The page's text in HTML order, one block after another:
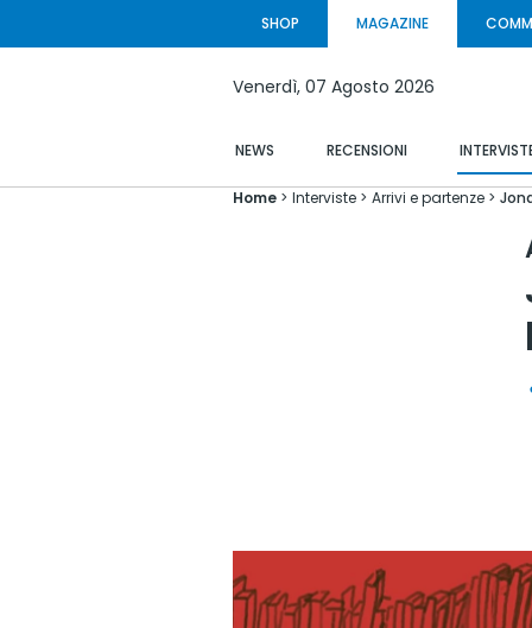
SHOP MAGAZINE
Venerdì, 07 Agosto 2026
NEWS RECENSIONI
Home Interviste Arrivi e partenze